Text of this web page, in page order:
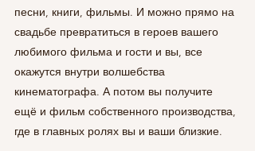
песни, книги, фильмы. И можно прямо на
свадьбе превратиться в героев вашего
любимого фильма и гости и вы, все
окажутся внутри волшебства
кинематографа. А потом вы получите
ещё и фильм собственного производства,
где в главных ролях вы и ваши близкие.